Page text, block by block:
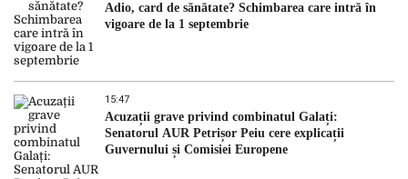
Adio, card de sănătate? Schimbarea care intră în
vigoare de la 1 septembrie
15:47
Acuzații grave privind combinatul Galați:
Senatorul AUR Petrișor Peiu cere explicații
Guvernului și Comisiei Europene